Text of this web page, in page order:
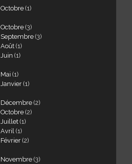
Octobre (1)
Octobre (3)
Septembre (3)
Août (1)
Juin (1)
Mai (1)
Janvier (1)
Décembre (2)
Octobre (2)
Juillet (1)
Avril (1)
Février (2)
Novembre (3)